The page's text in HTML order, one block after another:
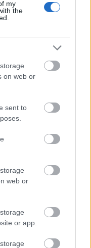
my
the
on web or
sent to
web or
or app.
Vegas - A
gyártású
(videó)
a maffia
új török sorozata